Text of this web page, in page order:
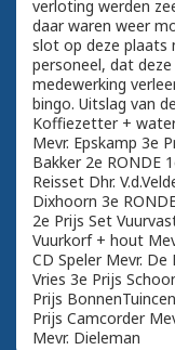
verloting werden
daar waren weer
slot op deze plaats
personeel, dat
medewerking
bingo. Uitslag van
Koffiezetter +
Mevr. Epskamp 3e
Bakker 2e RONDE
Reisset Dhr.
Dixhoorn 3e
2e Prijs Set
Vuurkorf + hout
CD Speler Mevr.
Vries 3e Prijs
Prijs
Prijs Camcorder
Mevr. Dieleman